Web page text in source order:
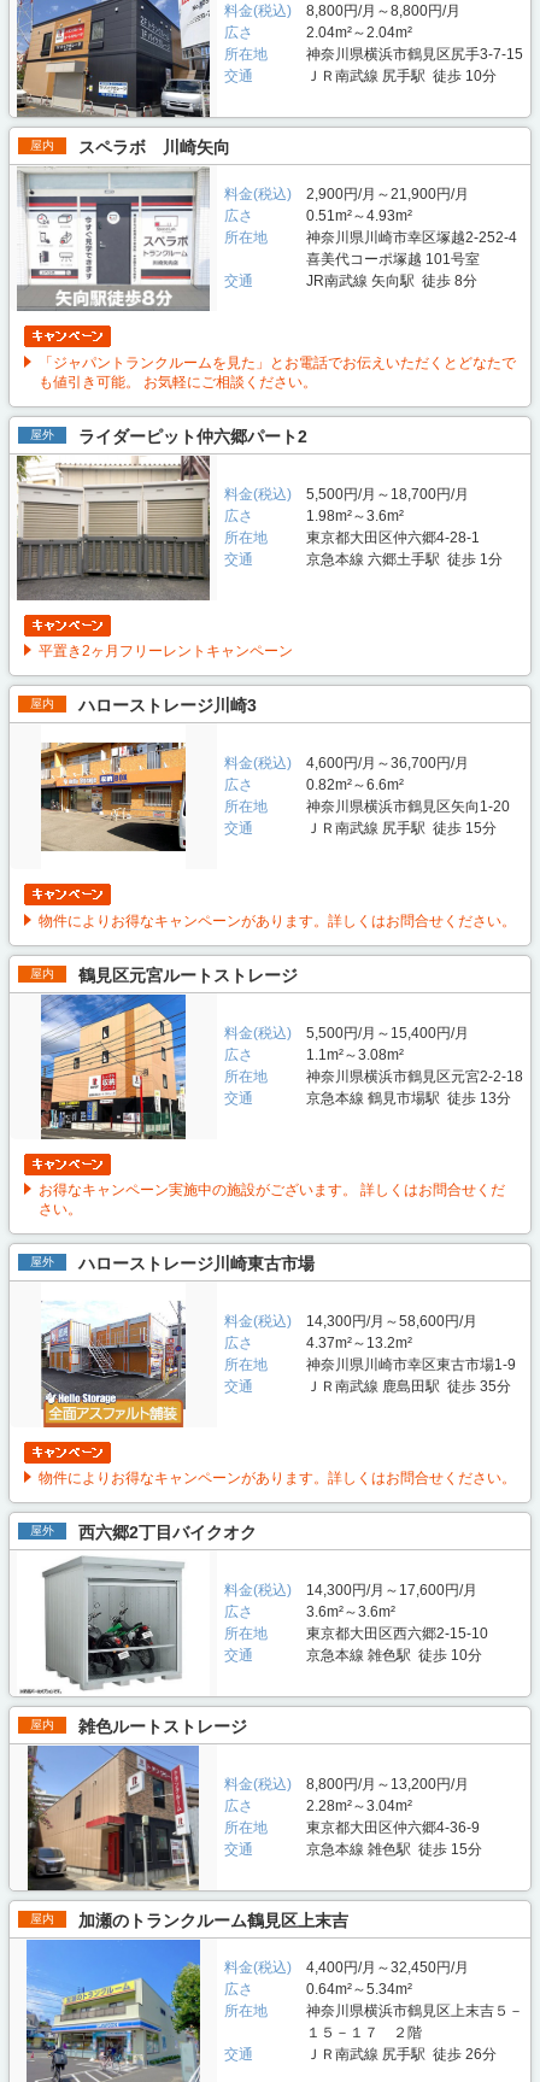
料金(税込)
8,800円/月～8,800円/月
広さ
2.04m²～2.04m²
所在地
神奈川県横浜市鶴見区尻手3-7-15
交通
ＪＲ南武線 尻手駅 徒歩 10分
屋内 スペラボ 川崎矢向
料金(税込)
2,900円/月～21,900円/月
広さ
0.51m²～4.93m²
所在地
神奈川県川崎市幸区塚越2-252-4
喜美代コーポ塚越 101号室
交通
JR南武線 矢向駅 徒歩 8分
「ジャパントランクルームを見た」とお電話でお伝えいただくとどなたで
も値引き可能。 お気軽にご相談ください。
屋外 ライダーピット仲六郷パート2
料金(税込)
5,500円/月～18,700円/月
広さ
1.98m²～3.6m²
所在地
東京都大田区仲六郷4-28-1
交通
京急本線 六郷土手駅 徒歩 1分
平置き2ヶ月フリーレントキャンペーン
屋内 ハローストレージ川崎3
料金(税込)
4,600円/月～36,700円/月
広さ
0.82m²～6.6m²
所在地
神奈川県横浜市鶴見区矢向1-20
交通
ＪＲ南武線 尻手駅 徒歩 15分
物件によりお得なキャンペーンがあります。詳しくはお問合せください。
屋内 鶴見区元宮ルートストレージ
料金(税込)
5,500円/月～15,400円/月
広さ
1.1m²～3.08m²
所在地
神奈川県横浜市鶴見区元宮2-2-18
交通
京急本線 鶴見市場駅 徒歩 13分
お得なキャンペーン実施中の施設がございます。 詳しくはお問合せくだ
さい。
屋外 ハローストレージ川崎東古市場
料金(税込)
14,300円/月～58,600円/月
広さ
4.37m²～13.2m²
所在地
神奈川県川崎市幸区東古市場1-9
交通
ＪＲ南武線 鹿島田駅 徒歩 35分
物件によりお得なキャンペーンがあります。詳しくはお問合せください。
屋外 西六郷2丁目バイクオク
料金(税込)
14,300円/月～17,600円/月
広さ
3.6m²～3.6m²
所在地
東京都大田区西六郷2-15-10
交通
京急本線 雑色駅 徒歩 10分
屋内 雑色ルートストレージ
料金(税込)
8,800円/月～13,200円/月
広さ
2.28m²～3.04m²
所在地
東京都大田区仲六郷4-36-9
交通
京急本線 雑色駅 徒歩 15分
屋内 加瀬のトランクルーム鶴見区上末吉
料金(税込)
4,400円/月～32,450円/月
広さ
0.64m²～5.34m²
所在地
神奈川県横浜市鶴見区上末吉５－
１５－１７ ２階
交通
ＪＲ南武線 尻手駅 徒歩 26分